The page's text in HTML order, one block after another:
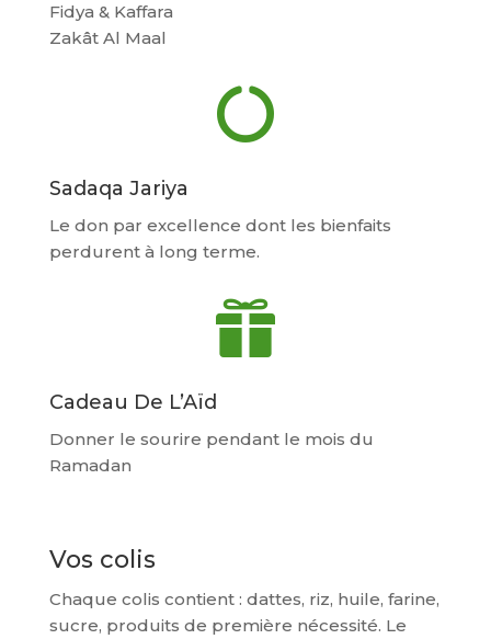
Fidya & Kaffara
Zakât Al Maal

Sadaqa Jariya
Le don par excellence dont les bienfaits
perdurent à long terme.

Cadeau De L’Aïd
Donner le sourire pendant le mois du
Ramadan
Vos colis
Chaque colis contient : dattes, riz, huile, farine,
sucre, produits de première nécessité. Le